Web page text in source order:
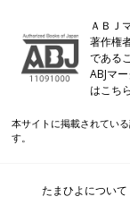
ＡＢＪ
著作権
である
ABJマ
はこ
本サイトに掲載されてい
す。
たまひよについて